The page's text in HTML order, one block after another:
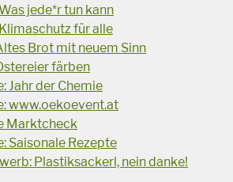
jede*r tun kann
für alle
Brot mit neuem Sinn
färben
Jahr der Chemie
www.oekoevent.at
Marktcheck
Saisonale Rezepte
Plastiksackerl, nein danke!